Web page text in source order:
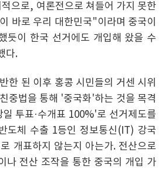
으로, 여론전으로 쳐들어 가지 못한
바로 우리 대한민국"이라며 중국이
듯이 한국 선거에도 개입해 왔을 수
다.
한 된 이후 홍콩 시민들의 거센 시위
중법을 통해 '중국화'하는 것을 목격
투표·수개표 100%'로 선거제도를
도체 수출 1등인 정보통신(IT) 강국
개표하지 않는지 아는가. 전산으로
나 전산 조작을 통한 중국의 개입 가